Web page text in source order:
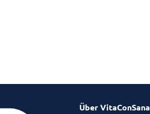
Über VitaConSana